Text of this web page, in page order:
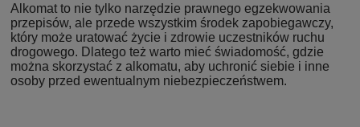
Alkomat to nie tylko narzędzie prawnego egzekwowania
przepisów, ale przede wszystkim środek zapobiegawczy,
który może uratować życie i zdrowie uczestników ruchu
drogowego. Dlatego też warto mieć świadomość, gdzie
można skorzystać z alkomatu, aby uchronić siebie i inne
osoby przed ewentualnym niebezpieczeństwem.